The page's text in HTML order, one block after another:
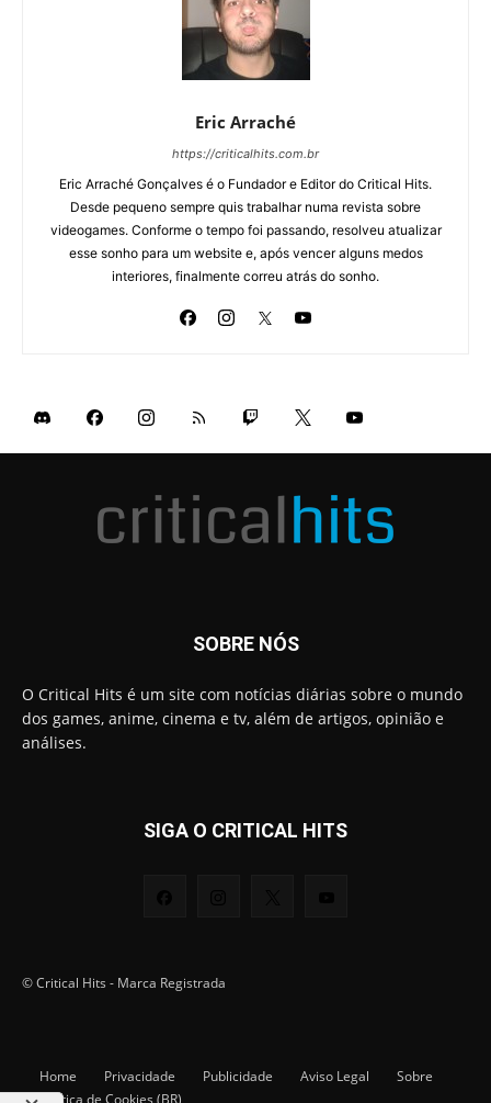
Eric Arraché
https://criticalhits.com.br
Eric Arraché Gonçalves é o Fundador e Editor do Critical Hits.
Desde pequeno sempre quis trabalhar numa revista sobre
videogames. Conforme o tempo foi passando, resolveu atualizar
esse sonho para um website e, após vencer alguns medos
interiores, finalmente correu atrás do sonho.
SOBRE NÓS
O Critical Hits é um site com notícias diárias sobre o mundo
dos games, anime, cinema e tv, além de artigos, opinião e
análises.
SIGA O CRITICAL HITS
© Critical Hits - Marca Registrada
Home Privacidade Publicidade Aviso Legal
Sobre
Política de Cookies (BR)